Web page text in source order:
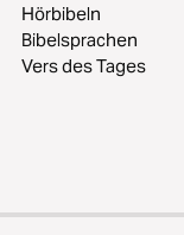
Hörbibeln
Bibelsprachen
Vers des Tages